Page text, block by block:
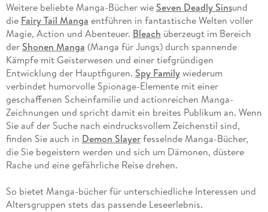
Weitere beliebte Manga-Bücher wie Seven Deadly Sinsund
die Fairy Tail Manga entführen in fantastische Welten voller
Magie, Action und Abenteuer. Bleach überzeugt im Bereich
der Shonen Manga (Manga für Jungs) durch spannende
Kämpfe mit Geisterwesen und einer tiefgründigen
Entwicklung der Hauptfiguren. Spy Familywiederum
verbindet humorvolle Spionage-Elemente mit einer
geschaffenen Scheinfamilie und actionreichen Manga-
Zeichnungen und spricht damit ein breites Publikum an. Wenn
Sie auf der Suche nach eindrucksvollem Zeichenstil sind,
finden Sie auch in Demon Slayerfesselnde Manga-Bücher,
die Sie begeistern werden und sich um Dämonen, düstere
Rache und eine gefährliche Reise drehen.
So bietet Manga-bücher für unterschiedliche Interessen und
Altersgruppen stets das passende Leseerlebnis.